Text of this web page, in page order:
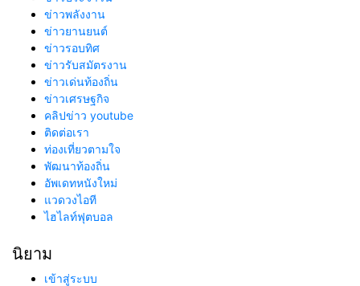
ข่าวพลังงาน
ข่าวยานยนต์
ข่าวรอบทิศ
ข่าวรับสมัตรงาน
ข่าวเด่นท้องถิ่น
ข่าวเศรษฐกิจ
คลิปข่าว youtube
ติดต่อเรา
ท่องเที่ยวตามใจ
พัฒนาท้องถิ่น
อัพเดทหนังใหม่
แวดวงไอที
ไฮไลท์ฟุตบอล
นิยาม
เข้าสู่ระบบ